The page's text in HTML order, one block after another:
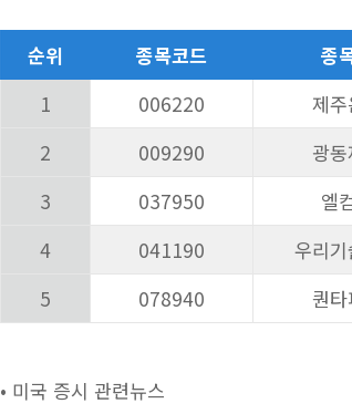
순위
종목코드 종
1
006220 제
2
009290 광
3
037950 엘
4
041190 우리
5
078940 퀀
• 미국 증시 관련뉴스